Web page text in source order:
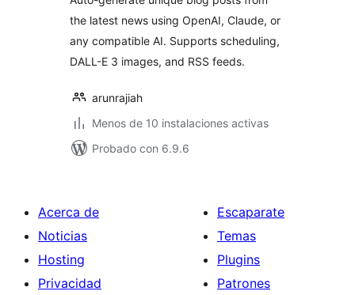
the latest news using OpenAI, Claude, or
any compatible AI. Supports scheduling,
DALL-E 3 images, and RSS feeds.
arunrajiah
Menos de 10 instalaciones activas
Probado con 6.9.6
Acerca de
Noticias
Hosting
Privacidad
Escaparate
Temas
Plugins
Patrones